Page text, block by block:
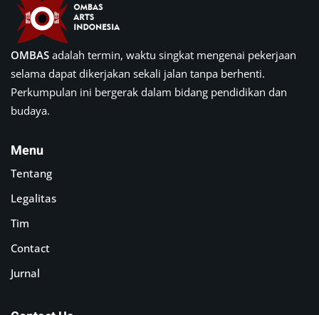
OMBAS adalah termin, waktu singkat mengenai pekerjaan
selama dapat dikerjakan sekali jalan tanpa berhenti.
Perkumpulan ini bergerak dalam bidang pendidikan dan
budaya.
Menu
Tentang
Legalitas
Tim
Contact
Jurnal